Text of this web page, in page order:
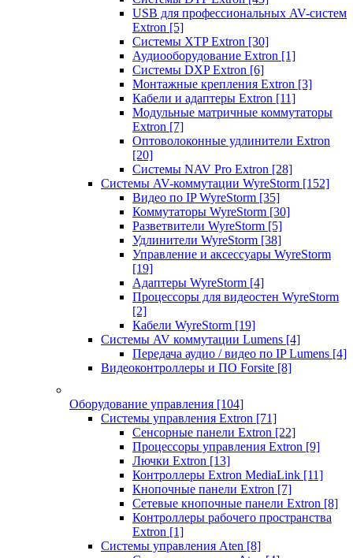
USB для профессиональных AV-систем
Extron [5]
Системы XTP Extron [30]
Аудиооборудование Extron [1]
Системы DXP Extron [6]
Монтажные крепления Extron [3]
Кабели и адаптеры Extron [11]
Модульные матричные коммутаторы
Extron [7]
Оптоволоконные удлинители Extron
[20]
Системы NAV Pro Extron [28]
Системы AV-коммутации WyreStorm [152]
Видео по IP WyreStorm [35]
Коммутаторы WyreStorm [30]
Разветвители WyreStorm [5]
Удлинители WyreStorm [38]
Управление и аксессуары WyreStorm
[19]
Адаптеры WyreStorm [4]
Процессоры для видеостен WyreStorm
[2]
Кабели WyreStorm [19]
Системы AV коммутации Lumens [4]
Передача аудио / видео по IP Lumens [4]
Видеоконтроллеры и ПО Forsite [8]
Оборудование управления [104]
Системы управления Extron [71]
Сенсорные панели Extron [22]
Процессоры управления Extron [9]
Лючки Extron [13]
Контроллеры Extron MediaLink [11]
Кнопочные панели Extron [7]
Сетевые кнопочные панели Extron [8]
Контроллеры рабочего пространства
Extron [1]
Системы управления Aten [8]